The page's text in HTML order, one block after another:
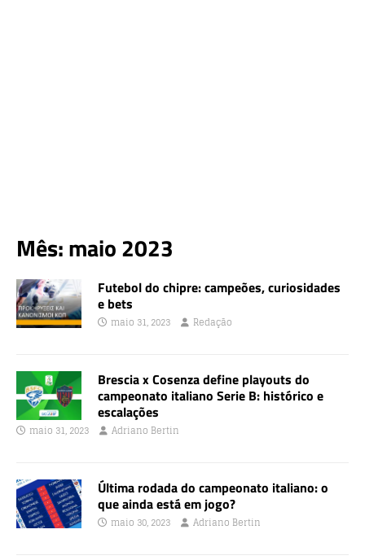
Mês:maio 2023
Futebol do chipre: campeões, curiosidades
e bets
maio 31, 2023 Redação
Brescia x Cosenza define playouts do
campeonato italiano Serie B: histórico e
escalações
maio 31, 2023 Adriano Bertin
Última rodada do campeonato italiano: o
que ainda está em jogo?
maio 30, 2023 Adriano Bertin